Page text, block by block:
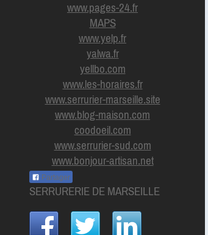
www.pages-24.fr
MAPS
www.yelp.fr
yalwa.fr
yellbo.com
www.les-horaires.fr
www.serrurier-marseille.site
www.blog-maison.com
coodoeil.com
www.serrurier-sud.com
www.bonjour-artisan.net
Partager
SERRURERIE DE MARSEILLE